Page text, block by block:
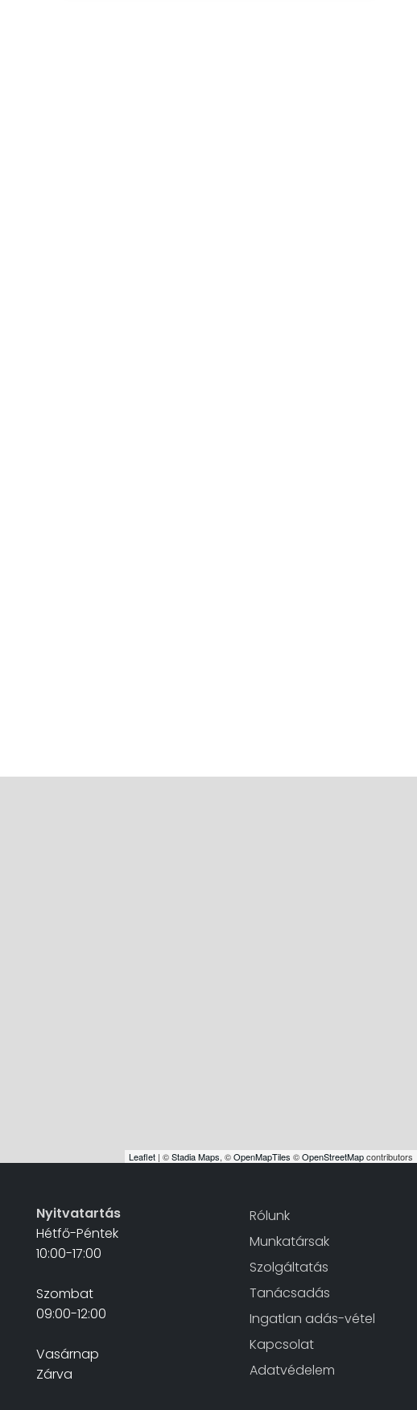
Leaflet | ©Stadia Maps, ©OpenMapTiles ©OpenStreetMapcontributors
Nyitvatartás
Hétfő-Péntek
10:00-17:00
Szombat
09:00-12:00
Vasárnap
Zárva
Rólunk
Munkatársak
Szolgáltatás
Tanácsadás
Ingatlan adás-vétel
Kapcsolat
Adatvédelem